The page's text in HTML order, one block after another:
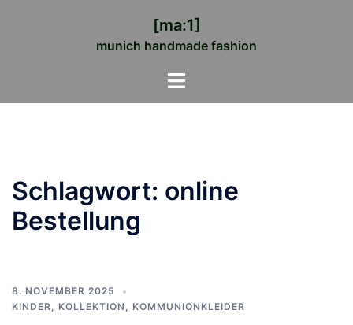
[ma:1]
munich handmade fashion
Menü
Schlagwort: online
Bestellung
8. NOVEMBER 2025
KINDER, KOLLEKTION , KOMMUNIONKLEIDER